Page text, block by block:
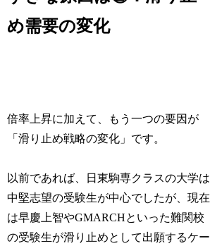
め需要の変化
倍率上昇に加えて、もう一つの要因が
「滑り止め戦略の変化」です。
以前であれば、日東駒専クラスの大学は
中堅志望の受験生が中心でしたが、現在
は早慶上智やGMARCHといった難関校
の受験生が滑り止めとして出願するケー